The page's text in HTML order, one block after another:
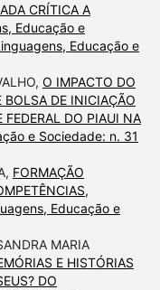
CRÍTICA A
Educação e
Educação e
O IMPACTO DO
DE INICIAÇÃO
FEDERAL DO PIAUI NA
e Sociedade: n. 31
FORMAÇÃO
Educação e
MARIA
E HISTÓRIAS
DO